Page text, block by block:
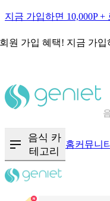
지금 가입하면 10,000P +
원 가입 혜택! 지금 가입
음식 카
테고리
홈커뮤니티